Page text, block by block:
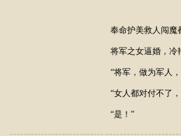
奉命护美救人闯魔
将军之女逼婚，
“将军，做为军人
“女人都对付不了
“是！”